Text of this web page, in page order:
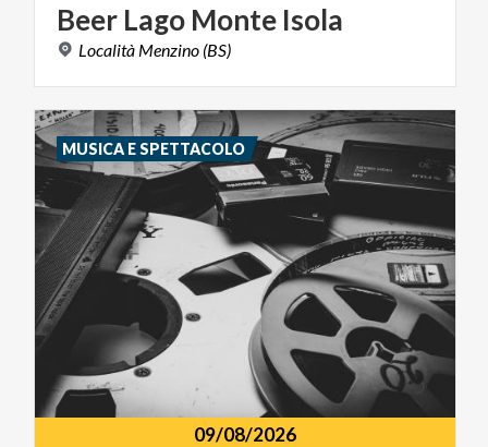
Beer Lago Monte Isola
Località Menzino (BS)
09/08/2026
MUSICA E SPETTACOLO